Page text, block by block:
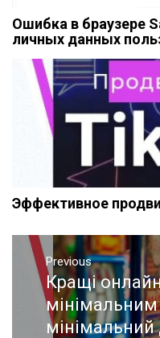
Ошибка в браузере
личных данных
Эффективное
Навигация
записям
Previous
Previous
post:
Кращі
мінімальний